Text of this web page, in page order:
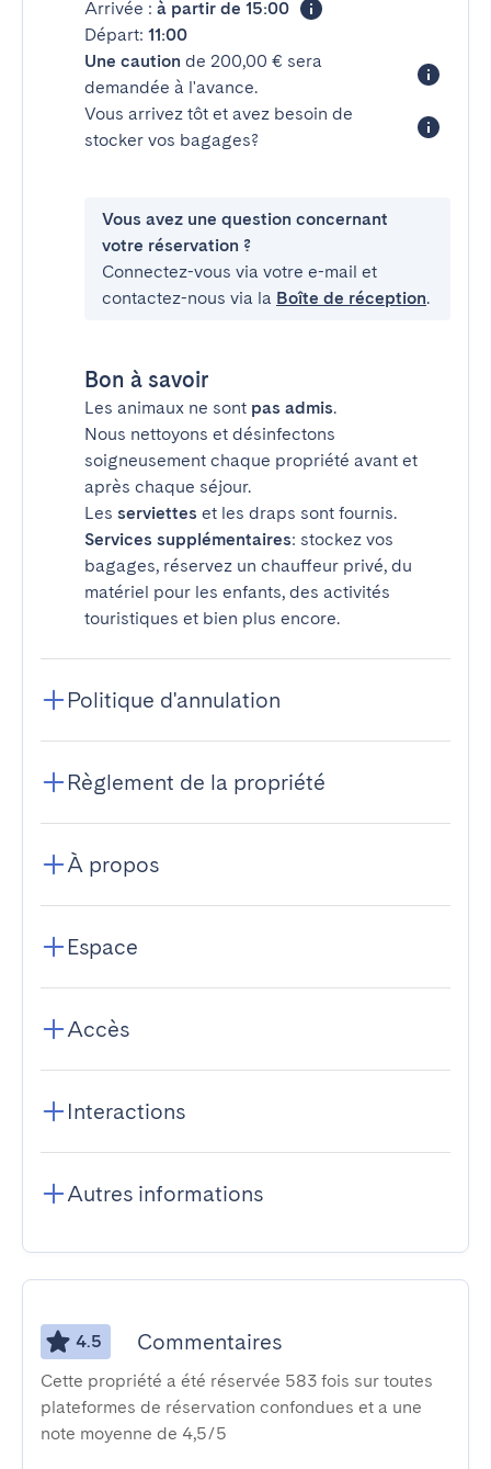
Arrivée : à partir de 15:00
Départ: 11:00
Une caution de 200,00 € sera
demandée à l'avance.
Vous arrivez tôt et avez besoin de
stocker vos bagages?
Vous avez une question concernant
votre réservation ?
Connectez-vous via votre e-mail et
contactez-nous via la Boîte de réception.
Bon à savoir
Les animaux ne sont pas admis.
Nous nettoyons et désinfectons
soigneusement chaque propriété avant et
après chaque séjour.
Les serviettes et les draps sont fournis.
Services supplémentaires: stockez vos
bagages, réservez un chauffeur privé, du
matériel pour les enfants, des activités
touristiques et bien plus encore.
Politique d'annulation
Règlement de la propriété
À propos
Espace
Accès
Interactions
Autres informations
4.5 Commentaires
Cette propriété a été réservée 583 fois sur toutes
plateformes de réservation confondues et a une
note moyenne de 4,5/5